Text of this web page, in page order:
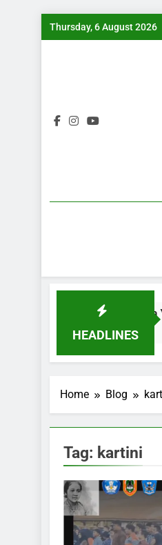
Thursday, 6 August 2026
HEADLINES
Menuju Dunia Kerja Yang
Home Blog
Tag: kartini